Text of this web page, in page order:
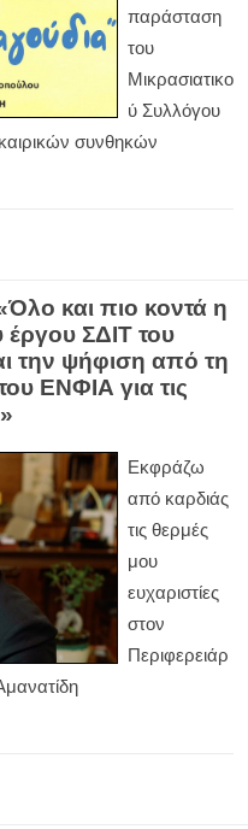
παράσταση
του
Μικρασιατικο
ύ Συλλόγου
συνθηκών
και πιο κοντά η
έργου ΣΔΙΤ του
την ψήφιση από τη
ΕΝΦΙΑ για τις
Εκφράζω
από καρδιάς
τις θερμές
μου
ευχαριστίες
στον
Περιφερειάρ